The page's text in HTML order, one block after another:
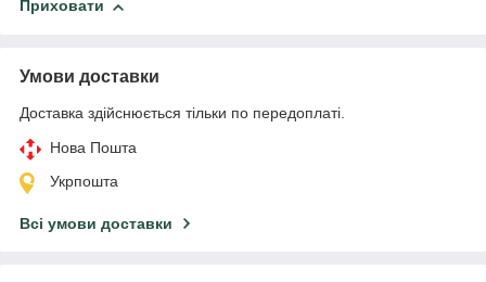
Приховати
Умови доставки
Доставка здійснюється тільки по передоплаті.
Нова Пошта
Укрпошта
Всі умови доставки